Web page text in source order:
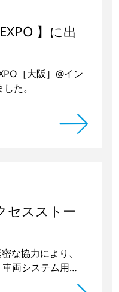
】に出
［大阪］@イン
た。
セスストー
な協力により、
両システム用ド
するための独立型